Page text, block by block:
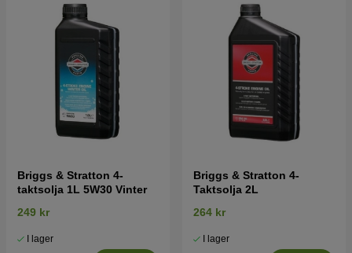
Briggs & Stratton 4-
taktsolja 1L 5W30 Vinter
249 kr
I lager
Briggs & Stratton 4-
Taktsolja 2L
264 kr
I lager